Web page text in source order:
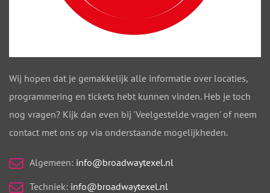
Wij hopen dat je gemakkelijk alle informatie over locaties,
programmering en tickets hebt kunnen vinden. Heb je toch
nog vragen? Kijk dan even bij 'Veelgestelde vragen' of neem
contact met ons op via onderstaande mogelijkheden.
Algemeen: info@broadwaytexel.nl
Techniek: info@broadwaytexel.nl